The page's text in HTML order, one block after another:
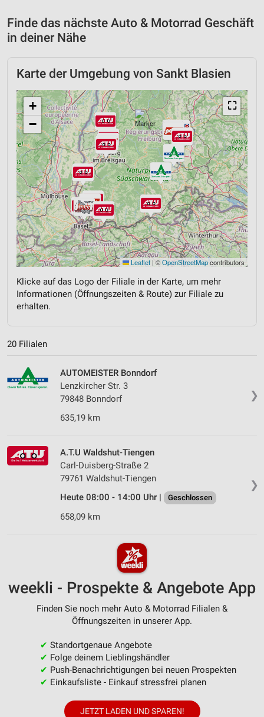
Finde das nächste Auto & Motorrad Geschäft
in deiner Nähe
Karte der Umgebung von Sankt Blasien
⛶
+
−
Leaflet | ©OpenStreetMapcontributors
Klicke auf das Logo der Filiale in der Karte, um mehr
Informationen (Öffnungszeiten & Route) zur Filiale zu
erhalten.
20 Filialen
❯
AUTOMEISTER Bonndorf
Lenzkircher Str. 3
79848 Bonndorf
635,19 km
❯
A.T.U Waldshut-Tiengen
Carl-Duisberg-Straße 2
79761 Waldshut-Tiengen
Heute 08:00 - 14:00 Uhr |
Geschlossen
658,09 km
weekli - Prospekte & Angebote App
Finden Sie noch mehr Auto & Motorrad Filialen &
Öffnungszeiten in unserer App.
✔ Standortgenaue Angebote
✔ Folge deinem Lieblingshändler
✔ Push-Benachrichtigungen bei neuen Prospekten
✔ Einkaufsliste - Einkauf stressfrei planen
JETZT LADEN UND SPAREN!